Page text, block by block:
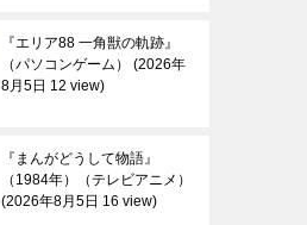
『エリア88 一角獣の軌跡』
（パソコンゲーム）
2026年
8月5日 12 view
『まんがどうして物語』
（1984年）（テレビアニメ）
2026年8月5日 16 view